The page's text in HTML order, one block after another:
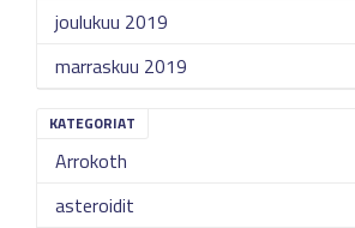
joulukuu 2019
marraskuu 2019
KATEGORIAT
Arrokoth
asteroidit